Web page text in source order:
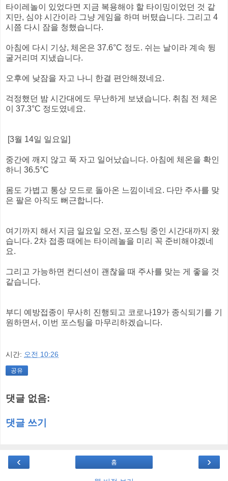
타이레놀이 있었다면 지금 복용해야 할 타이밍이었던 것 같
지만, 심야 시간이라 그냥 게임을 하며 버텼습니다. 그리고 4
시쯤 다시 잠을 청했습니다.
아침에 다시 기상, 체온은 37.6°C 정도. 쉬는 날이라 계속 뒹
굴거리며 지냈습니다.
오후에 낮잠을 자고 나니 한결 편안해졌네요.
걱정했던 밤 시간대에도 무난하게 보냈습니다. 취침 전 체온
이 37.3°C 정도였네요.
[3월 14일 일요일]
중간에 깨지 않고 푹 자고 일어났습니다. 아침에 체온을 확인
하니 36.5°C
몸도 가볍고 통상 모드로 돌아온 느낌이네요. 다만 주사를 맞
은 팔은 아직도 뻐근합니다.
여기까지 해서 지금 일요일 오전, 포스팅 중인 시간대까지 왔
습니다. 2차 접종 때에는 타이레놀을 미리 꼭 준비해야겠네
요.
그리고 가능하면 컨디션이 괜찮을 때 주사를 맞는 게 좋을 것
같습니다.
부디 예방접종이 무사히 진행되고 코로나19가 종식되기를 기
원하면서, 이번 포스팅을 마무리하겠습니다.
시간: 오전 10:26
공유
댓글 없음:
댓글 쓰기
‹ ›
홈